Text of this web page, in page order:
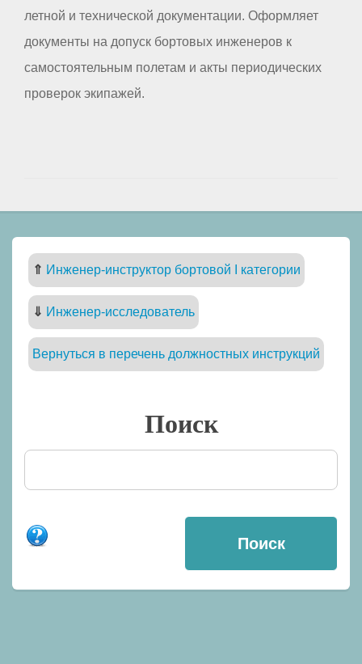
летной и технической документации. Оформляет
документы на допуск бортовых инженеров к
самостоятельным полетам и акты периодических
проверок экипажей.
⇑ Инженер-инструктор бортовой I категории
⇓ Инженер-исследователь
Вернуться в перечень должностных инструкций
Поиск